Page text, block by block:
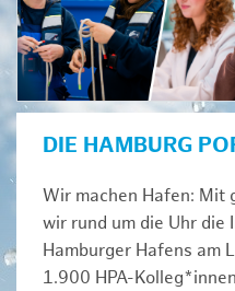
DIE HAMBURG
Wir machen Hafen: Mit
wir rund um die Uhr die
Hamburger Hafens am
1.900 HPA-